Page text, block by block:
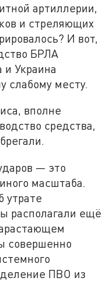
артиллерии,
и стреляющих
И вот,
БРЛА
и Украина
слабому месту.
вполне
средства,
— это
масштаба.
утрате
располагали ещё
совершенно
ПВО из